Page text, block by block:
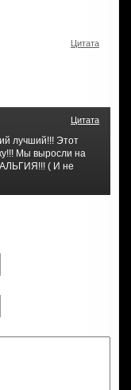
Цитата
Цитата
лучший!!! Этот
Мы выросли на
( И не